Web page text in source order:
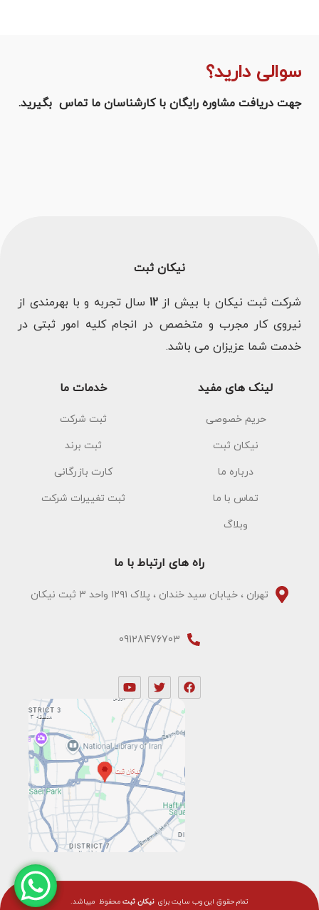
سوالی دارید؟
جهت دریافت مشاوره رایگان با کارشناسان ما تماس بگیرید.
نیکان ثبت
شرکت ثبت نیکان با بیش از 12 سال تجربه و با بهرمندی از
نیروی کار مجرب و متخصص در انجام کلیه امور ثبتی در
خدمت شما عزیزان می باشد.
لینک های مفید
حریم خصوصی
نیکان ثبت
درباره ما
تماس با ما
وبلاگ
خدمات ما
ثبت شرکت
ثبت برند
کارت بازرگانی
ثبت تغییرات شرکت
راه های ارتباط با ما
تهران ، خیابان سید خندان ، پلاک ۱۲۹۱ واحد ۳ ثبت نیکان
09128476703
تمام حقوق این وب سایت براینیکان ثبتمحفوظ ميباشد.